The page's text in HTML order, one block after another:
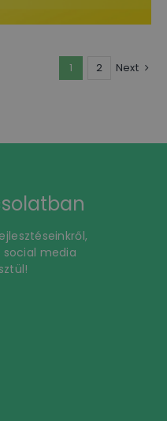
1 2 Next
media